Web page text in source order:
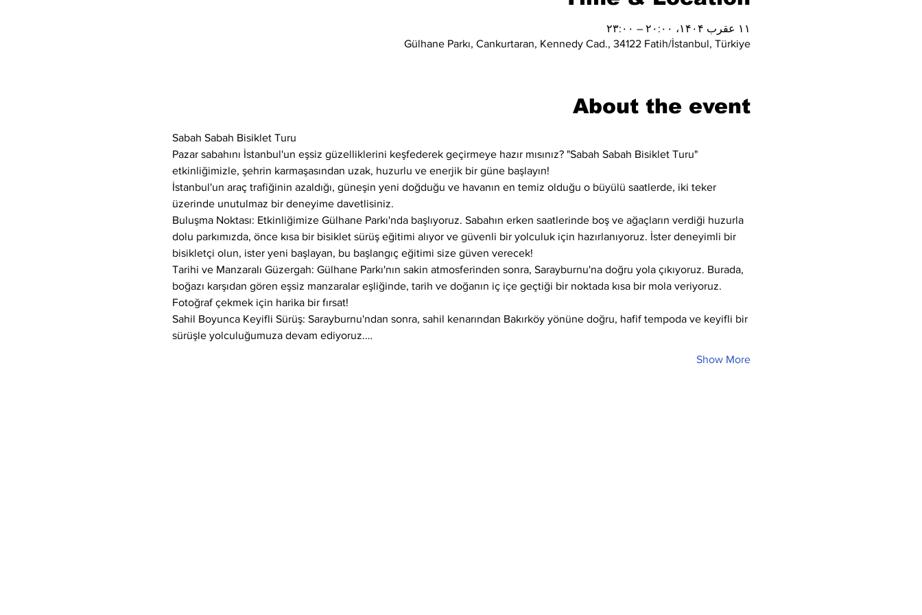
۱۱ عقرب ۱۴۰۴، ۲۰:۰۰ – ۲۳:۰۰
Gülhane Parkı, Cankurtaran, Kennedy Cad., 34122 Fatih/İstanbul, Türkiye
About the event
Sabah Sabah Bisiklet Turu
Pazar sabahını İstanbul'un eşsiz güzelliklerini keşfederek geçirmeye hazır mısınız? "Sabah Sabah Bisiklet Turu"
etkinliğimizle, şehrin karmaşasından uzak, huzurlu ve enerjik bir güne başlayın!
İstanbul'un araç trafiğinin azaldığı, güneşin yeni doğduğu ve havanın en temiz olduğu o büyülü saatlerde, iki teker
üzerinde unutulmaz bir deneyime davetlisiniz.
Buluşma Noktası: Etkinliğimize Gülhane Parkı'nda başlıyoruz. Sabahın erken saatlerinde boş ve ağaçların verdiği huzurla
dolu parkımızda, önce kısa bir bisiklet sürüş eğitimi alıyor ve güvenli bir yolculuk için hazırlanıyoruz. İster deneyimli bir
bisikletçi olun, ister yeni başlayan, bu başlangıç eğitimi size güven verecek!
Tarihi ve Manzaralı Güzergah: Gülhane Parkı'nın sakin atmosferinden sonra, Sarayburnu'na doğru yola çıkıyoruz. Burada,
boğazı karşıdan gören eşsiz manzaralar eşliğinde, tarih ve doğanın iç içe geçtiği bir noktada kısa bir mola veriyoruz.
Fotoğraf çekmek için harika bir fırsat!
Sahil Boyunca Keyifli Sürüş: Sarayburnu'ndan sonra, sahil kenarından Bakırköy yönüne doğru, hafif tempoda ve keyifli bir
sürüşle yolculuğumuza devam ediyoruz.…
Show More